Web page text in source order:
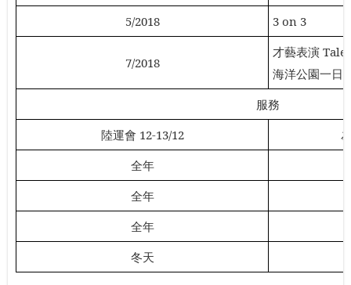
5/2018
3 on 3
7/2018
才藝表演
海洋公園一日
服務
陸運會 12-13/12
全年
全年
全年
冬天